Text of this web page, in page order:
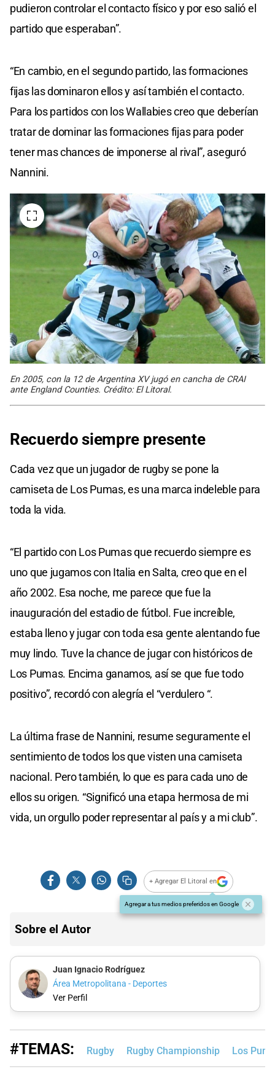
pudieron controlar el contacto físico y por eso salió el
partido que esperaban”.
“En cambio, en el segundo partido, las formaciones
fijas las dominaron ellos y así también el contacto.
Para los partidos con los Wallabies creo que deberían
tratar de dominar las formaciones fijas para poder
tener mas chances de imponerse al rival”, aseguró
Nannini.
En 2005, con la 12 de Argentina XV jugó en cancha de CRAI
ante England Counties. Crédito: El Litoral.
Recuerdo siempre presente
Cada vez que un jugador de rugby se pone la
camiseta de Los Pumas, es una marca indeleble para
toda la vida.
“El partido con Los Pumas que recuerdo siempre es
uno que jugamos con Italia en Salta, creo que en el
año 2002. Esa noche, me parece que fue la
inauguración del estadio de fútbol. Fue increíble,
estaba lleno y jugar con toda esa gente alentando fue
muy lindo. Tuve la chance de jugar con históricos de
Los Pumas. Encima ganamos, así se que fue todo
positivo”, recordó con alegría el “verdulero “.
La última frase de Nannini, resume seguramente el
sentimiento de todos los que visten una camiseta
nacional. Pero también, lo que es para cada uno de
ellos su origen. “Significó una etapa hermosa de mi
vida, un orgullo poder representar al país y a mi club”.
+ Agregar El Litoral en
Agregar a tus medios preferidos en Google
Sobre el Autor
Juan Ignacio Rodríguez
Área Metropolitana - Deportes
Ver Perfil
#TEMAS: Rugby Rugby Championship Los